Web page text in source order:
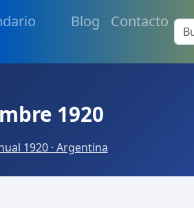
Blog Contacto
1920
1920 · Argentina